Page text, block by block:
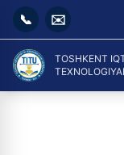
📞 ✉️
TOSHKENT